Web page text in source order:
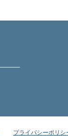
プライバシーポリシ